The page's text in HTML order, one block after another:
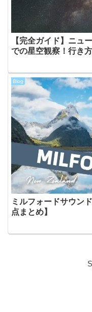
【完全ガイド】ニュ
での星空観察！行き
Blog
ミルフォードサウン
点まとめ】